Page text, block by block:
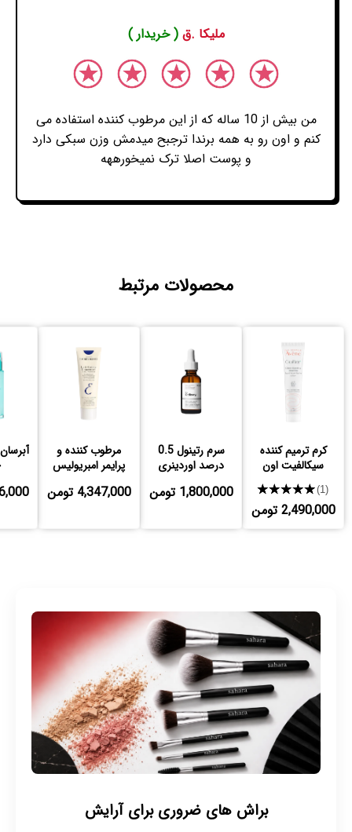
ملیکا .ق( خریدار )
من بیش از 10 ساله که از این مرطوب کننده استفاده می
کنم و اون رو به همه برندا ترجبح میدمش وزن سبکی دارد
و پوست اصلا ترک نمیخورههه
محصولات مرتبط
کرم ترمیم کننده
سیکالفیت اون
★★★★★(1)
2,490,000 تومن
سرم رتینول 0.5
درصد اوردینری
1,800,000 تومن
مرطوب کننده و
پرایمر امبریولیس
4,347,000 تومن
براش های ضروری برای آرایش